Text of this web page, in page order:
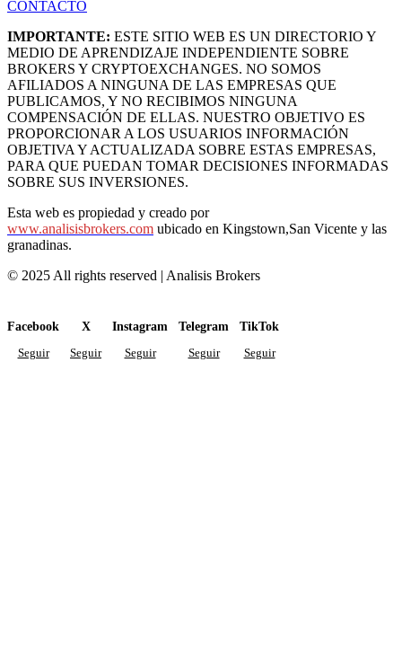
CONTACTO
IMPORTANTE: ESTE SITIO WEB ES UN DIRECTORIO Y
MEDIO DE APRENDIZAJE INDEPENDIENTE SOBRE
BROKERS Y CRYPTOEXCHANGES. NO SOMOS
AFILIADOS A NINGUNA DE LAS EMPRESAS QUE
PUBLICAMOS, Y NO RECIBIMOS NINGUNA
COMPENSACIÓN DE ELLAS. NUESTRO OBJETIVO ES
PROPORCIONAR A LOS USUARIOS INFORMACIÓN
OBJETIVA Y ACTUALIZADA SOBRE ESTAS EMPRESAS,
PARA QUE PUEDAN TOMAR DECISIONES INFORMADAS
SOBRE SUS INVERSIONES.
Esta web es propiedad y creado por
www.analisisbrokers.com ubicado en Kingstown,San Vicente y las
granadinas.
© 2025 All rights reserved | Analisis Brokers
Facebook
Seguir
X
Seguir
Instagram
Seguir
Telegram
Seguir
TikTok
Seguir